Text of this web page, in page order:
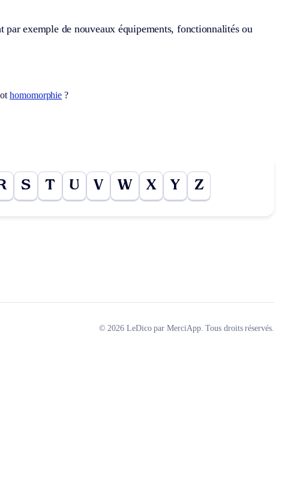
exemple de nouveaux équipements, fonctionnalités ou
homomorphie ?
S T U V W X Y Z
© 2026 LeDico par MerciApp. Tous droits réservés.